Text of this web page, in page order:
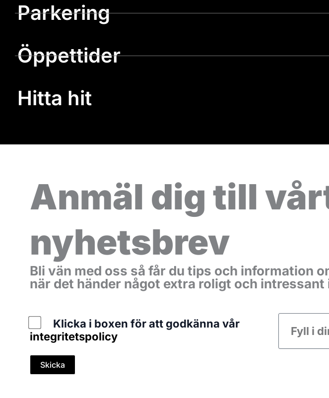
Parkering
Öppettider
Hitta hit
Anmäl dig till
nyhetsbrev
Bli vän med oss så får du tips och information
när det händer något extra roligt och
Policy
Klicka i boxen för att godkänna vår
integritetspolicy
E-
post
Skicka